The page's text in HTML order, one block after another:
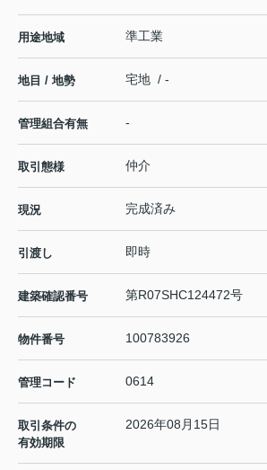
用途地域 準工業
地目 / 地勢 宅地 / -
管理組合有無 -
取引態様 仲介
現況 完成済み
引渡し 即時
建築確認番号 第R07SHC124472号
物件番号 100783926
管理コード 0614
取引条件の
有効期限
2026年08月15日